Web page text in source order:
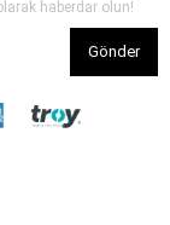
haberdar olun!
Gönder